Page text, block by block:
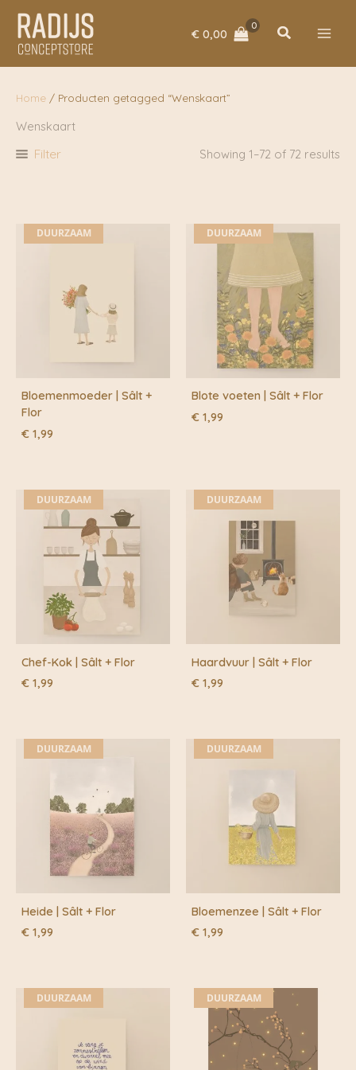
naar
inhoud
€ 0,00 Zoeken
Home / Producten getagged “Wenskaart”
Wenskaart
Filter Showing 1–72 of 72 results
DUURZAAM
Bloemenmoeder | Sâlt +
Flor
€ 1,99
DUURZAAM
Blote voeten | Sâlt + Flor
€ 1,99
DUURZAAM
Chef-Kok | Sâlt + Flor
€ 1,99
DUURZAAM
Haardvuur | Sâlt + Flor
€ 1,99
DUURZAAM
Heide | Sâlt + Flor
€ 1,99
DUURZAAM
Bloemenzee | Sâlt + Flor
€ 1,99
DUURZAAM DUURZAAM